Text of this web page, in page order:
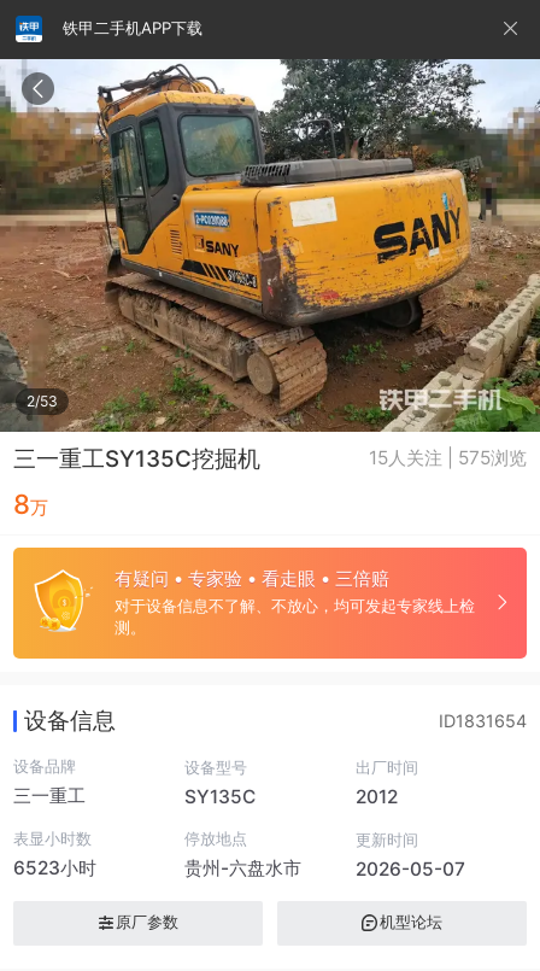
铁甲二手机APP下载
2/53
三一重工SY135C挖掘机 15人关注 | 575浏览
8万
有疑问 • 专家验 • 看走眼 • 三倍赔
对于设备信息不了解、不放心，均可发起专家线上检
测。
请输入手机号
提
即
示
您
同
意
《隐
私
政
策》
设备信息 ID1831654
设备品牌
三一重工
设备型号
SY135C
出厂时间
2012
表显小时数
6523小时
停放地点
贵州-六盘水市
更新时间
2026-05-07
原厂参数 机型论坛
铁甲龙总部 4000099032 认证经纪人